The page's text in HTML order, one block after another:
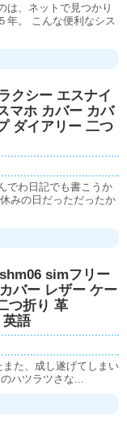
は、ネットで見つかり
年。 こんな便利なシス
クシー エスナイ
マホ カバー カバ
ダイアリー 二つ
でわ日記でも書こうか
みの日だっただったか
simフリー
バー レザー ケー
つ折り 革
語
た、成し遂げてしまい
ハツラツさな...